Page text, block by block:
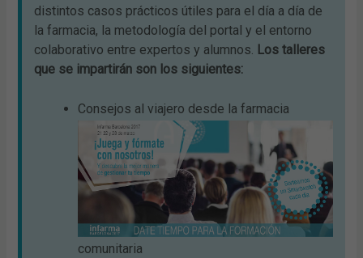
distintos casos prácticos útiles para el día a día de
la farmacia, la metodología del portal y el entorno
colaborativo entre expertos y alumnos. Los talleres
que se impartirán son los siguientes:
Consejos al viajero desde la farmacia
comunitaria